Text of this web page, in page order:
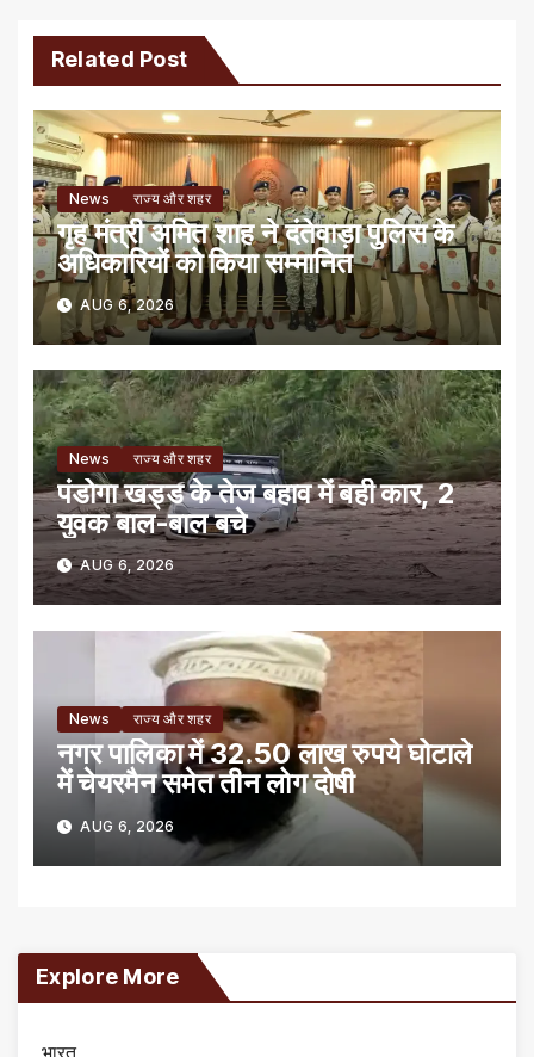
Related Post
News राज्य और शहर
गृह मंत्री अमित शाह ने दंतेवाड़ा पुलिस के
अधिकारियों को किया सम्मानित
AUG 6, 2026
News राज्य और शहर
पंडोगा खड्ड के तेज बहाव में बही कार, 2
युवक बाल-बाल बचे
AUG 6, 2026
News राज्य और शहर
नगर पालिका में 32.50 लाख रुपये घोटाले
में चेयरमैन समेत तीन लोग दोषी
AUG 6, 2026
Explore More